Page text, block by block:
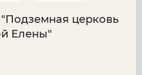
церковь
Елены"